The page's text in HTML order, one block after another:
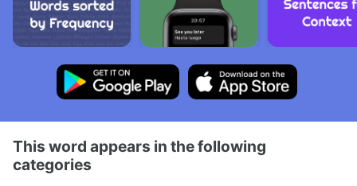
This word appears in the following
categories